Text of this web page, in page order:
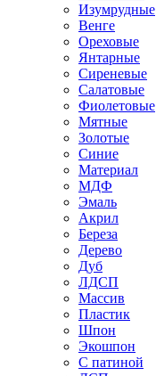
Изумрудные
Венге
Ореховые
Янтарные
Сиреневые
Салатовые
Фиолетовые
Мятные
Золотые
Синие
Материал
МДФ
Эмаль
Акрил
Береза
Дерево
Дуб
ЛДСП
Массив
Пластик
Шпон
Экошпон
С патиной